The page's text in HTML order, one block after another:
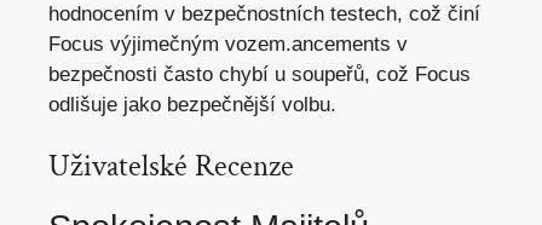
hodnocením v bezpečnostních testech, což činí
Focus výjimečným vozem.ancements v
bezpečnosti často chybí u soupeřů, což Focus
odlišuje jako bezpečnější volbu.
Uživatelské Recenze